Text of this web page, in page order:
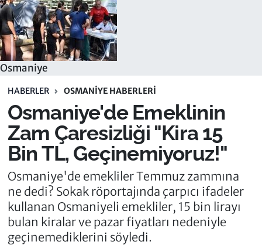
Osmaniye
HABERLER OSMANIYE HABERLERI
Osmaniye'de Emeklinin
Zam Çaresizliği "Kira 15
Bin TL, Geçinemiyoruz!"
Osmaniye'de emekliler Temmuz zammına
ne dedi? Sokak röportajında çarpıcı ifadeler
kullanan Osmaniyeli emekliler, 15 bin lirayı
bulan kiralar ve pazar fiyatları nedeniyle
geçinemediklerini söyledi.
Tüm Manşetler
Son Dakika Haberleri